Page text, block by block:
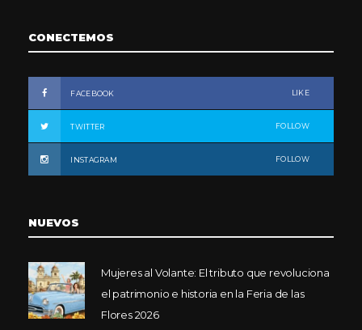
CONECTEMOS
FACEBOOK LIKE
TWITTER FOLLOW
INSTAGRAM FOLLOW
NUEVOS
Mujeres al Volante: El tributo que revoluciona
el patrimonio e historia en la Feria de las
Flores 2026